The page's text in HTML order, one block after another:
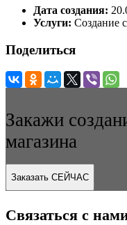
Дата создания:
Услуги: Создание
Поделиться
Закажи
магазина
Заказать СЕЙЧАС
Связаться с